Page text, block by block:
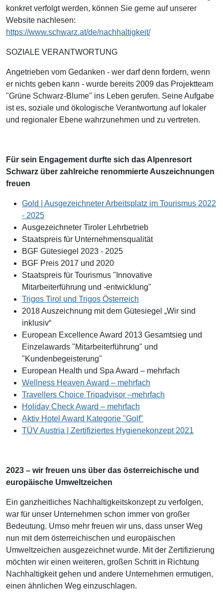
konkret verfolgt werden, können Sie gerne auf unserer
Website nachlesen:
https://www.schwarz.at/de/nachhaltigkeit/
SOZIALE VERANTWORTUNG
Angetrieben vom Gedanken - wer darf denn fordern, wenn
er nichts geben kann - wurde bereits 2009 das Projektteam
"Grüne Schwarz-Blume" ins Leben gerufen. Seine Aufgabe
ist es, soziale und ökologische Verantwortung auf lokaler
und regionaler Ebene wahrzunehmen und zu vertreten.
Für sein Engagement durfte sich das Alpenresort
Schwarz über zahlreiche renommierte Auszeichnungen
freuen
Gold | Ausgezeichneter Arbeitsplatz im Tourismus 2022
- 2025
Ausgezeichneter Tiroler Lehrbetrieb
Staatspreis für Unternehmensqualität
BGF Gütesiegel 2023 - 2025
BGF Preis 2017 und 2020
Staatspreis für Tourismus "Innovative
Mitarbeiterführung und -entwicklung"
Trigos Tirol und Trigos Österreich
2018 Auszeichnung mit dem Gütesiegel „Wir sind
inklusiv“
European Excellence Award 2013 Gesamtsieg und
Einzelawards "Mitarbeiterführung" und
"Kundenbegeisterung"
European Health und Spa Award – mehrfach
Wellness Heaven Award – mehrfach
Travellers Choice Tripadvisor –mehrfach
Holiday Check Award – mehrfach
Aktiv Hotel Award Kategorie "Golf"
TÜV Austria | Zertifiziertes Hygienekonzept 2021
2023 – wir freuen uns über das österreichische und
europäische Umweltzeichen
Ein ganzheitliches Nachhaltigkeitskonzept zu verfolgen,
war für unser Unternehmen schon immer von großer
Bedeutung. Umso mehr freuen wir uns, dass unser Weg
nun mit dem österreichischen und europäischen
Umweltzeichen ausgezeichnet wurde. Mit der Zertifizierung
möchten wir einen weiteren, großen Schritt in Richtung
Nachhaltigkeit gehen und andere Unternehmen ermutigen,
einen ähnlichen Weg einzuschlagen.